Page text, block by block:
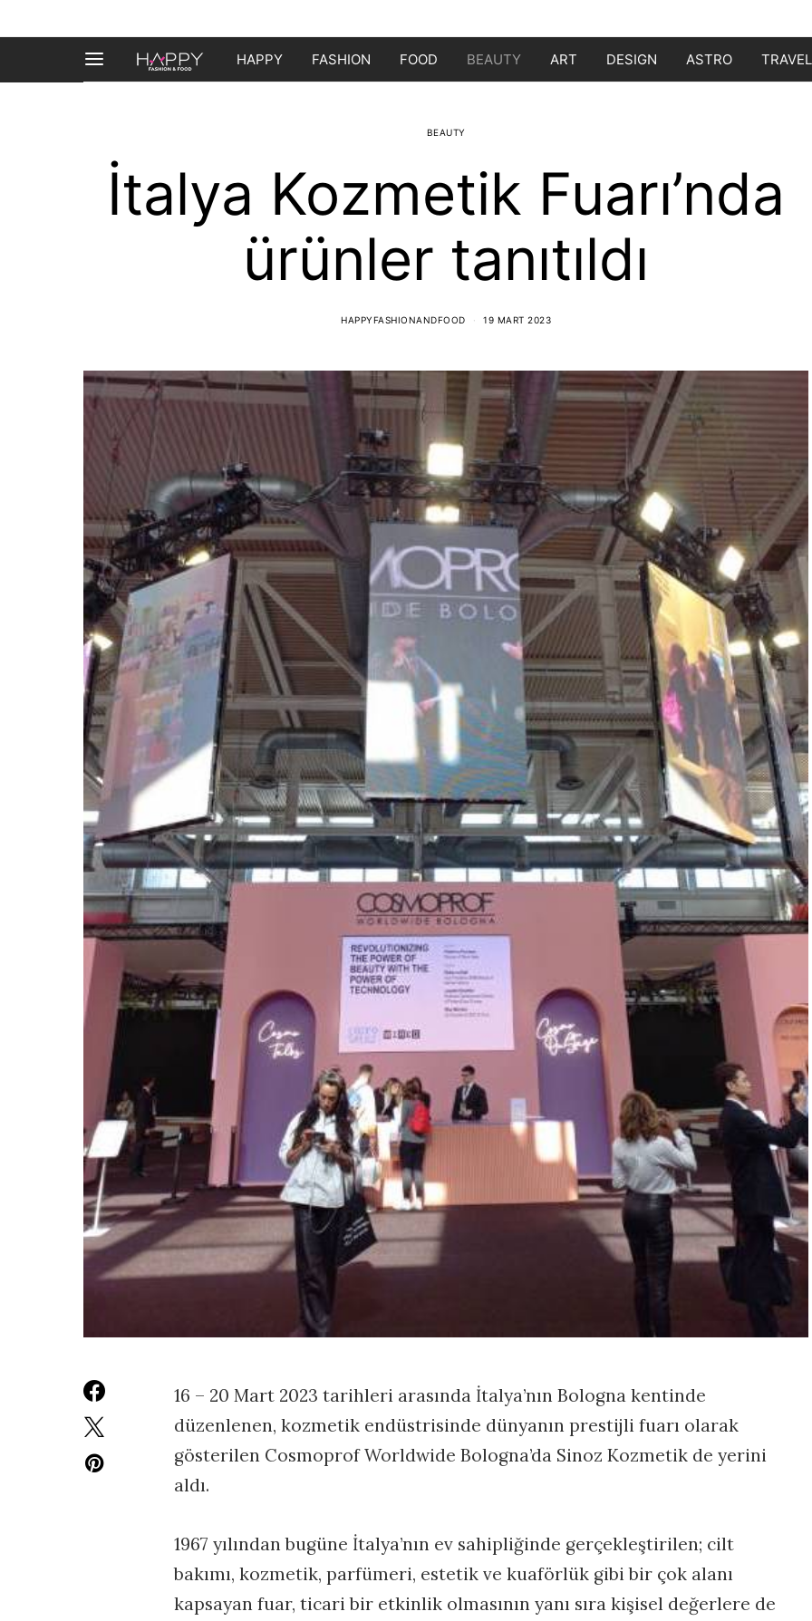
HAPPY FASHION FOOD BEAUTY ART DESIGN ASTRO TRAVEL
BEAUTY
İtalya Kozmetik Fuarı’nda
ürünler tanıtıldı
HAPPYFASHIONANDFOOD 19 MART 2023
16 – 20 Mart 2023 tarihleri arasında İtalya’nın Bologna kentinde
düzenlenen, kozmetik endüstrisinde dünyanın prestijli fuarı olarak
gösterilen Cosmoprof Worldwide Bologna’da Sinoz Kozmetik de yerini
aldı.
1967 yılından bugüne İtalya’nın ev sahipliğinde gerçekleştirilen; cilt
bakımı, kozmetik, parfümeri, estetik ve kuaförlük gibi bir çok alanı
kapsayan fuar, ticari bir etkinlik olmasının yanı sıra kişisel değerlere de